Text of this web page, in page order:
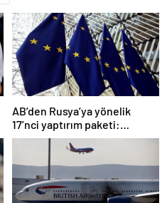
AB’den Rusya’ya yönelik
17’nci yaptırım paketi:
Uzlaşmaya varıldı